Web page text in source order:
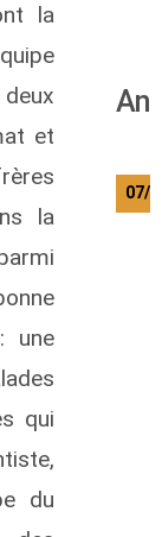
la
et
la
une
qui
du
07/